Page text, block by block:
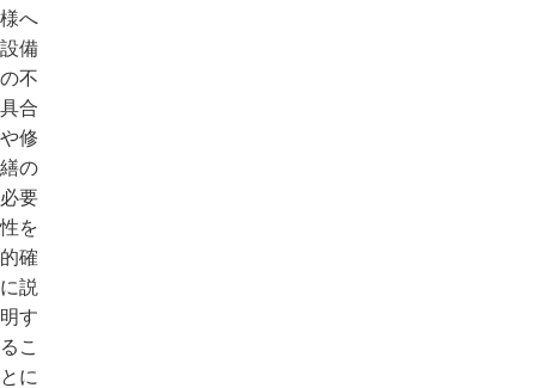
様へ
設備
の不
具合
や修
繕の
必要
性を
的確
に説
明す
るこ
とに